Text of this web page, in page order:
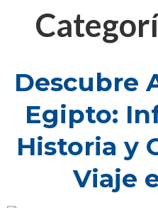
Descubre
Egipto:
Historia y
Viaje